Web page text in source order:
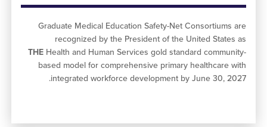
Graduate Medical Education Safety-Net
recognized by the President of the United
THEHealth and Human Services gold standard
based model for comprehensive primary
integrated workforce development by June 30,